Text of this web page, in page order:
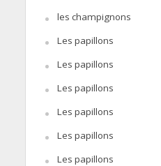
les champignons
Les papillons
Les papillons
Les papillons
Les papillons
Les papillons
Les papillons